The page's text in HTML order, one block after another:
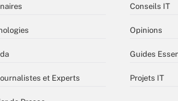
et Experts
Conseils IT
Opinions
Guides
Projets IT